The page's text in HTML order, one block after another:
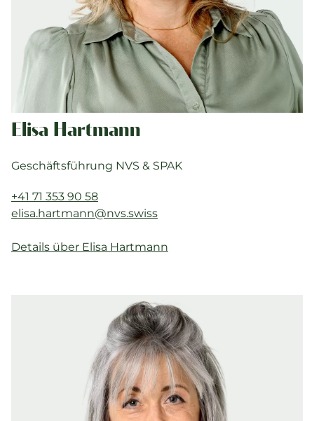
Elisa Hartmann
Geschäftsführung NVS & SPAK
+41 71 353 90 58
elisa.hartmann@nvs.swiss
Details über Elisa Hartmann